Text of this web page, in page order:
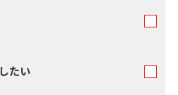
たい